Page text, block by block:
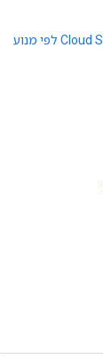
תמיכה בתכונות של Cloud SQL לפי מנוע